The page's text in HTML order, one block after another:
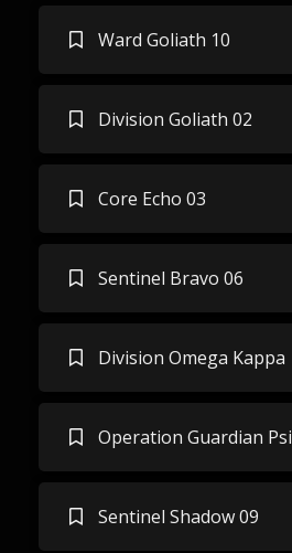
Ward Goliath 10
Division Goliath 02
Core Echo 03
Sentinel Bravo 06
Division Omega Kappa
Operation Guardian Psi
Sentinel Shadow 09